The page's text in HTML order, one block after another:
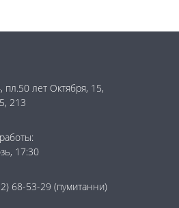
пл.50 лет Октября, 15,
213
17:30
68-53-29 (пумитанни)